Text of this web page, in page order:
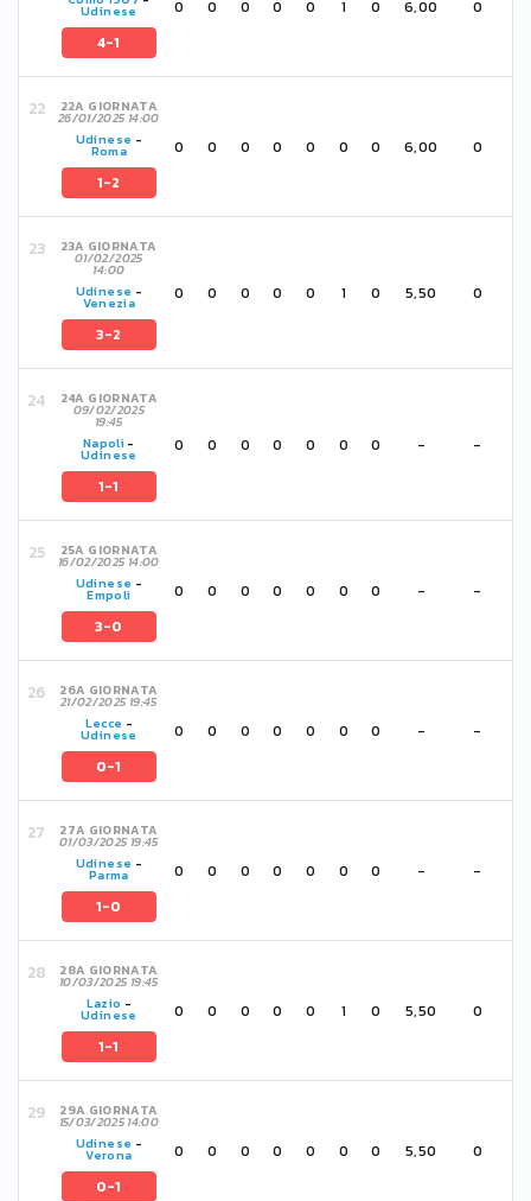
Udinese
4-1
0 0 0 0 0 1 0 6,00 0
22A GIORNATA
26/01/2025 14:00
Udinese -
Roma
1-2
0 0 0 0 0 0 0 6,00 0
23A GIORNATA
01/02/2025
14:00
Udinese -
Venezia
3-2
0 0 0 0 0 1 0 5,50 0
24A GIORNATA
09/02/2025
19:45
Napoli -
Udinese
1-1
0 0 0 0 0 0 0 - -
25A GIORNATA
16/02/2025 14:00
Udinese -
Empoli
3-0
0 0 0 0 0 0 0 - -
26A GIORNATA
21/02/2025 19:45
Lecce -
Udinese
0-1
0 0 0 0 0 0 0 - -
27A GIORNATA
01/03/2025 19:45
Udinese -
Parma
1-0
0 0 0 0 0 0 0 - -
28A GIORNATA
10/03/2025 19:45
Lazio -
Udinese
1-1
0 0 0 0 0 1 0 5,50 0
29A GIORNATA
15/03/2025 14:00
Udinese -
Verona
0-1
0 0 0 0 0 0 0 5,50 0